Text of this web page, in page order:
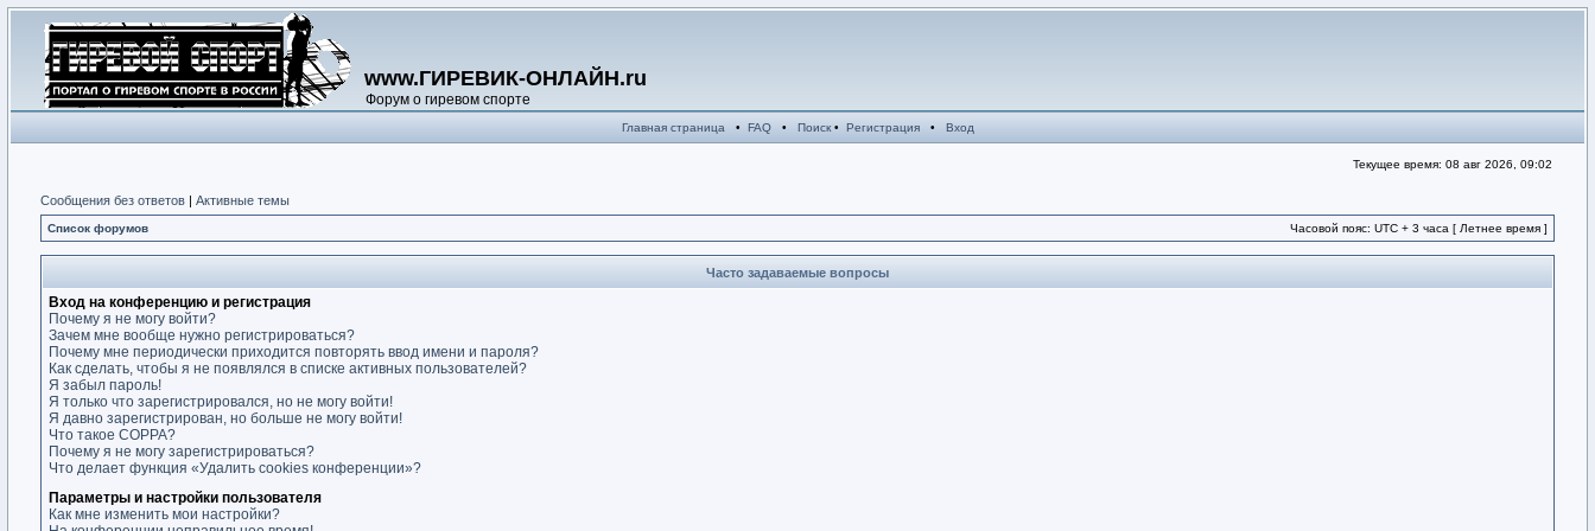
www.ГИРЕВИК-ОНЛАЙН.ru
Форум о гиревом спорте
Главная страница • FAQ• Поиск• Регистрация• Вход
Текущее время: 08 авг 2026, 09:02
Сообщения без ответов | Активные темы
Список форумов Часовой пояс: UTC + 3 часа [ Летнее время ]
Часто задаваемые вопросы
Вход на конференцию и регистрация
Почему я не могу войти?
Зачем мне вообще нужно регистрироваться?
Почему мне периодически приходится повторять ввод имени и пароля?
Как сделать, чтобы я не появлялся в списке активных пользователей?
Я забыл пароль!
Я только что зарегистрировался, но не могу войти!
Я давно зарегистрирован, но больше не могу войти!
Что такое COPPA?
Почему я не могу зарегистрироваться?
Что делает функция «Удалить cookies конференции»?
Параметры и настройки пользователя
Как мне изменить мои настройки?